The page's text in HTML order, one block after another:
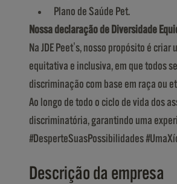
Plano de Saúde Pet.
Nossa declaração de Diversidade
Na JDE Peet's, nosso propósito é
equitativa e inclusiva, em que todos
discriminação com base em raça ou
Ao longo de todo o ciclo de vida dos
discriminatória, garantindo uma
#DesperteSuasPossibilidades
Descrição da empresa